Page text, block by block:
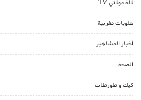
لالة مولاتي TV
حلويات مغربية
أخبار المشاهير
الصحة
كيك و طورطات